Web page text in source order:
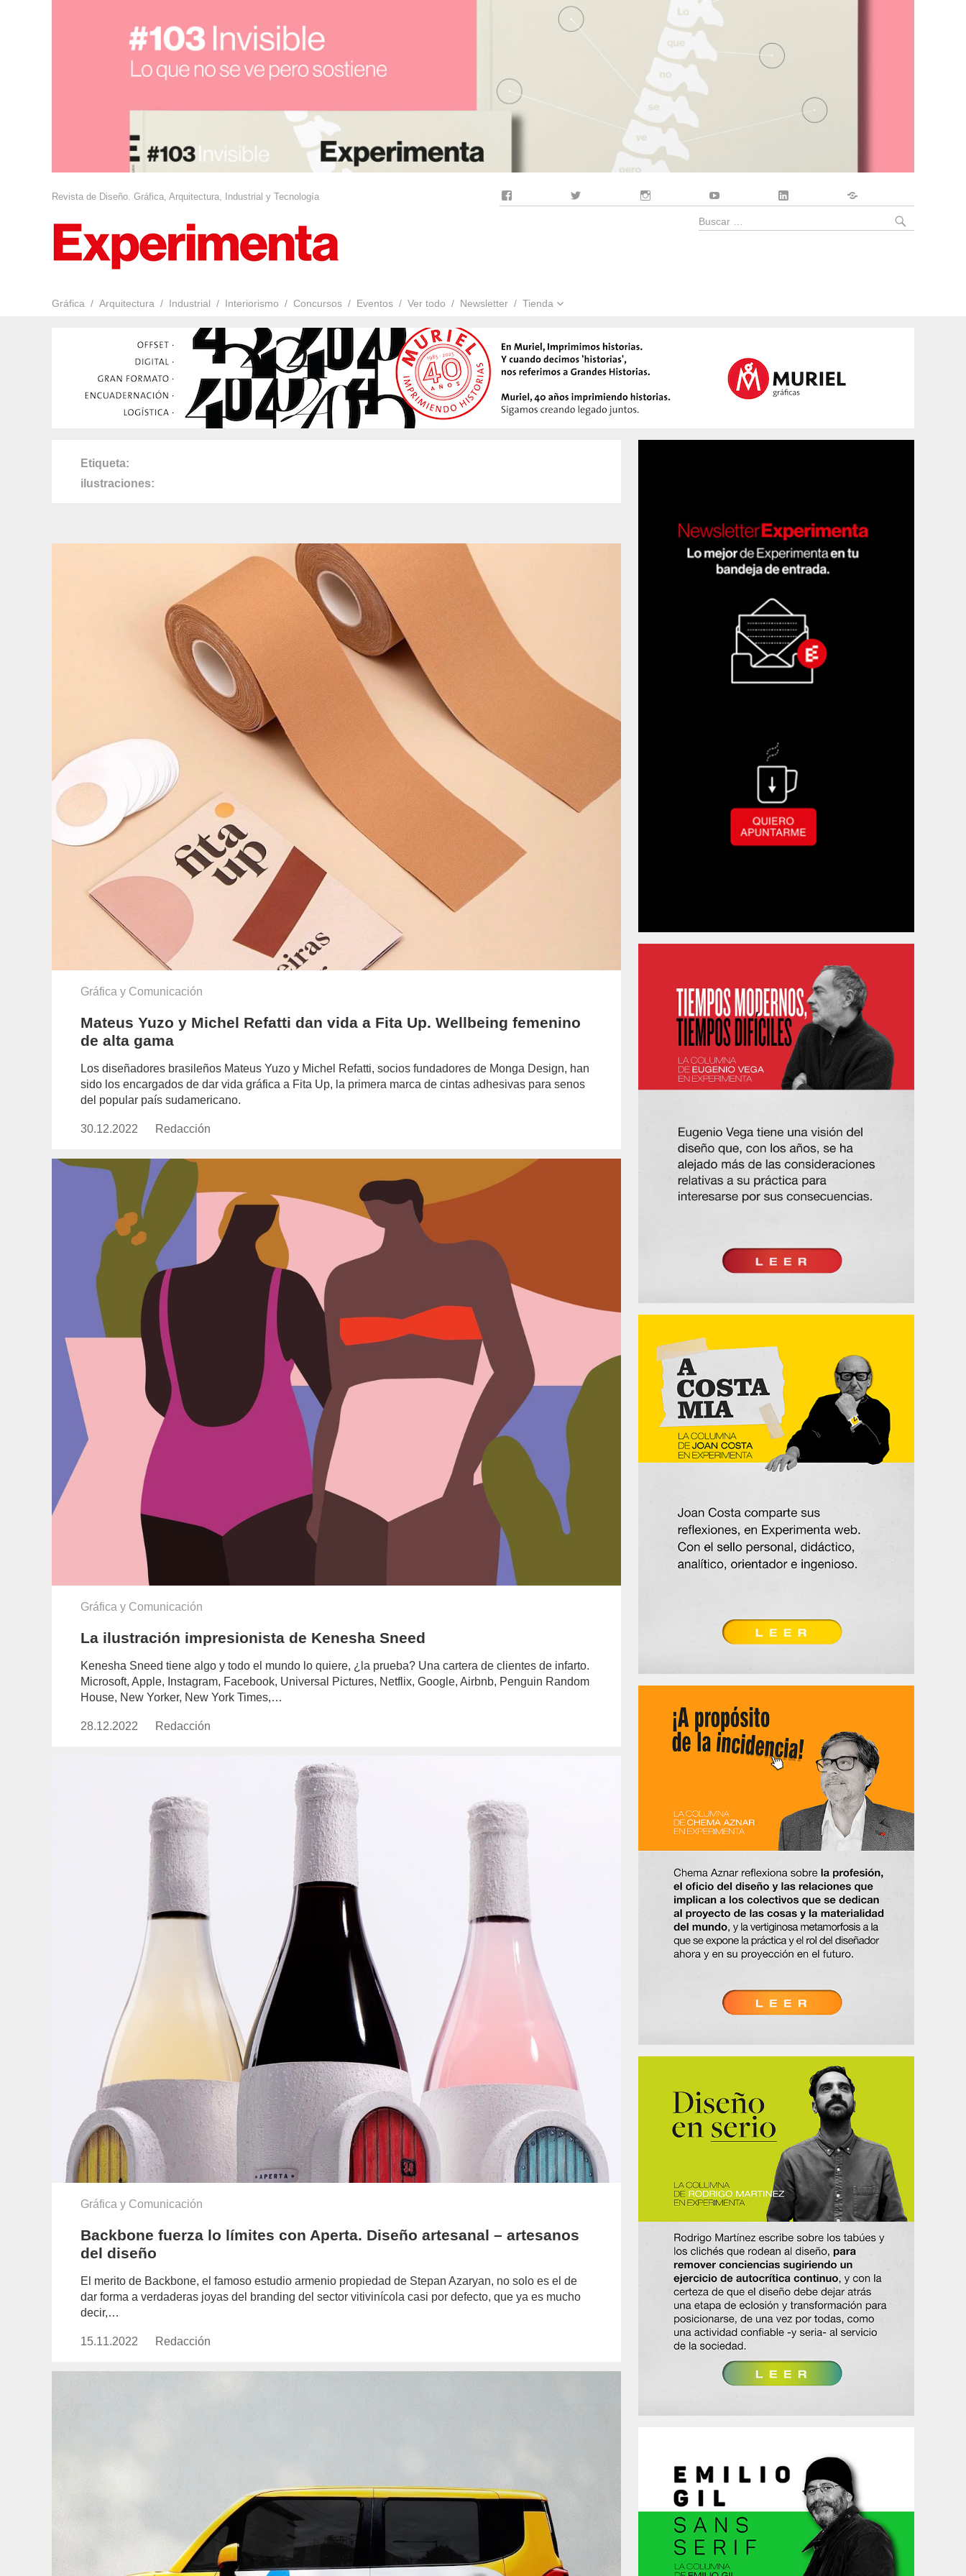
Revista de Diseño. Gráfica, Arquitectura, Industrial y Tecnología
Gráfica Arquitectura Industrial Interiorismo Concursos Eventos Ver todo Newsletter Tienda
Buscar
Etiqueta
ilustraciones
Gráfica y Comunicación
Mateus Yuzo y Michel Refatti dan vida a Fita Up. Wellbeing femenino
de alta gama
Los diseñadores brasileños Mateus Yuzo y Michel Refatti, socios fundadores de Monga Design, han
sido los encargados de dar vida gráfica a Fita Up, la primera marca de cintas adhesivas para senos
del popular país sudamericano.
Publicado
30.12.2022 https://www.experimenta.es/author/redaccion/
Redacción
Gráfica y Comunicación
La ilustración impresionista de Kenesha Sneed
Kenesha Sneed tiene algo y todo el mundo lo quiere, ¿la prueba? Una cartera de clientes de infarto.
Microsoft, Apple, Instagram, Facebook, Universal Pictures, Netflix, Google, Airbnb, Penguin Random
House, New Yorker, New York Times,…
Publicado
28.12.2022 https://www.experimenta.es/author/redaccion/
Redacción
Gráfica y Comunicación
Backbone fuerza lo límites con Aperta. Diseño artesanal – artesanos
del diseño
El merito de Backbone, el famoso estudio armenio propiedad de Stepan Azaryan, no solo es el de
dar forma a verdaderas joyas del branding del sector vitivinícola casi por defecto, que ya es mucho
decir,…
Publicado
15.11.2022 https://www.experimenta.es/author/redaccion/
Redacción